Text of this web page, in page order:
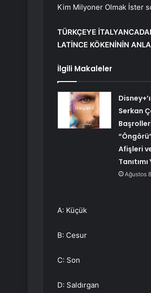
Kim Milyoner Olmak İster
TÜRKÇEYE
LATİNCE KÖKENİNİN
İlgili Makaleler
Serkan
Afişleri
Ağustos
A: Küçük
B: Cesur
C: Son
D: Saldırgan